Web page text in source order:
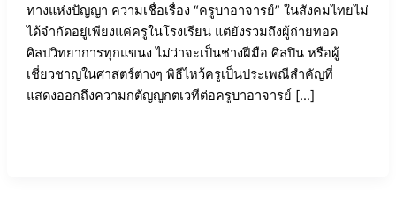
ทางแห่งปัญญา ความเชื่อเรื่อง “ครูบาอาจารย์” ในสังคมไทยไม่
ได้จำกัดอยู่เพียงแค่ครูในโรงเรียน แต่ยังรวมถึงผู้ถ่ายทอด
ศิลปวิทยาการทุกแขนง ไม่ว่าจะเป็นช่างฝีมือ ศิลปิน หรือผู้
เชี่ยวชาญในศาสตร์ต่างๆ พิธีไหว้ครูเป็นประเพณีสำคัญที่
แสดงออกถึงความกตัญญูกตเวทีต่อครูบาอาจารย์ […]